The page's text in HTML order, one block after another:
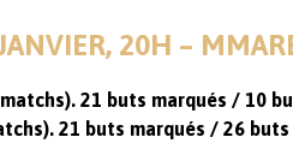
20H –
21 buts marqués / 10
21 buts marqués / 26